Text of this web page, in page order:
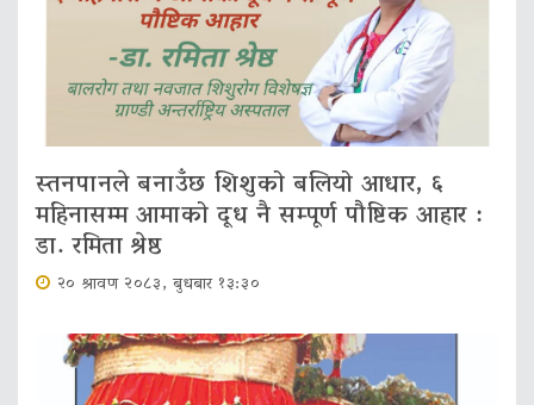
स्तनपानले बनाउँछ शिशुको बलियो आधार, ६
महिनासम्म आमाको दूध नै सम्पूर्ण पौष्टिक आहार :
डा. रमिता श्रेष्ठ
२० श्रावण २०८३, बुधबार १३:३०